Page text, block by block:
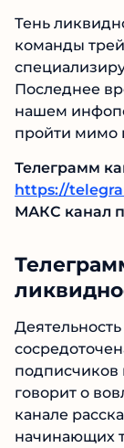
Тень
команды
Последнее
нашем
пройти мимо
Телеграмм
https://
МАКС канал
подписчиков
говорит о
канале
начинающих